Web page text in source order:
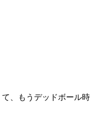
、もうデッドボール時